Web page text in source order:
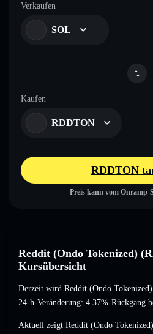
Verkaufen
SOL
Kaufen
RDDTON
RDDTON
Preis kann vom Onramp-
Reddit (Ondo Tokenized)
Kursübersicht
Derzeit wird Reddit (Ondo
24-h-Veränderung: 4.37%-Rückgang
Aktuell zeigt Reddit (Ondo